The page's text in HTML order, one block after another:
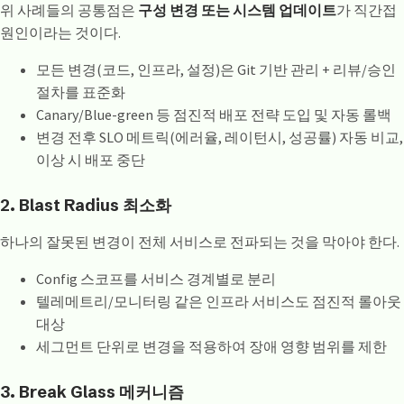
위 사례들의 공통점은 구성 변경 또는 시스템 업데이트가 직간접
원인이라는 것이다.
모든 변경(코드, 인프라, 설정)은 Git 기반 관리 + 리뷰/승인
절차를 표준화
Canary/Blue-green 등 점진적 배포 전략 도입 및 자동 롤백
변경 전후 SLO 메트릭(에러율, 레이턴시, 성공률) 자동 비교,
이상 시 배포 중단
2. Blast Radius 최소화
하나의 잘못된 변경이 전체 서비스로 전파되는 것을 막아야 한다.
Config 스코프를 서비스 경계별로 분리
텔레메트리/모니터링 같은 인프라 서비스도 점진적 롤아웃
대상
세그먼트 단위로 변경을 적용하여 장애 영향 범위를 제한
3. Break Glass 메커니즘